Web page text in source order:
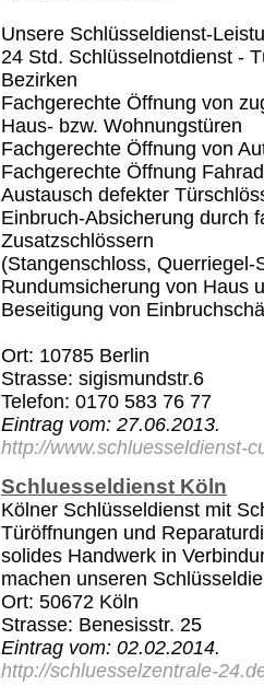
Unsere Schlüsseldienst-
24 Std. Schlüsselnotdienst -
Bezirken
Fachgerechte Öffnung von
Haus- bzw. Wohnungstüren
Fachgerechte Öffnung von
Fachgerechte Öffnung
Austausch defekter
Einbruch-Absicherung durch
Zusatzschlössern
(Stangenschloss, Querriegel-
Rundumsicherung von Haus
Beseitigung von
Ort: 10785 Berlin
Strasse: sigismundstr.6
Telefon: 0170 583 76 77
Eintrag vom: 27.06.2013.
http://www.schluesseldienst-
Schluesseldienst Köln
Kölner Schlüsseldienst mit
Türöffnungen und
solides Handwerk in
machen unseren
Ort: 50672 Köln
Strasse: Benesisstr. 25
Eintrag vom: 02.02.2014.
http://schluesselzentrale-